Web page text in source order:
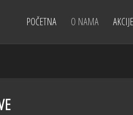
POČETNA O NAMA AKCIJE